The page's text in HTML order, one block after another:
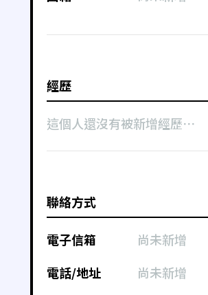
經歷
這個人還沒有被新增經歷⋯
聯絡方式
電子信箱
尚未新增
電話/地址
尚未新增